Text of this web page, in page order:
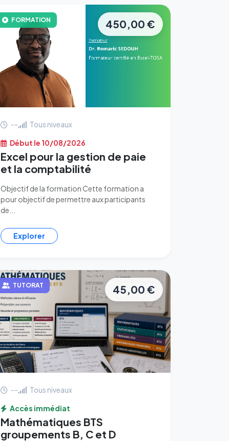
FORMATION
-- Tous niveaux
Début le 10/08/2026
Excel pour la gestion de paie
et la comptabilité
Objectif de la formation Cette formation a
pour objectif de permettre aux participants
de...
450,00 €
Explorer
TUTORAT
-- Tous niveaux
Accès immédiat
Mathématiques BTS
groupements B, C et D
45,00 €